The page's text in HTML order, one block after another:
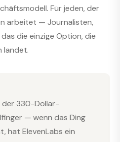
Für jeden, der
arbeitet — Journalisten,
die einzige Option, die
landet.
der 330-Dollar-
— wenn das Ding
hat ElevenLabs ein